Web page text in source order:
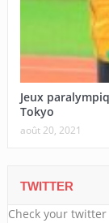
Jeux
Tokyo
août 20, 2021
TWITTER
Check your twitter